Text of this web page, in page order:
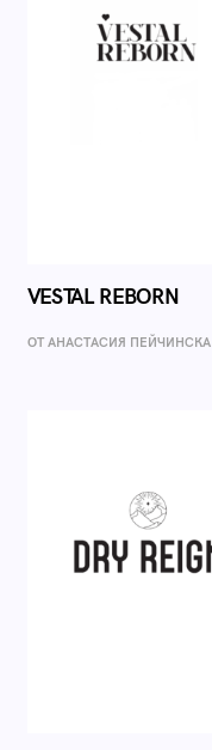
VESTAL REBORN
ОТ AНАСТАСИЯ ПЕЙЧИНСКА